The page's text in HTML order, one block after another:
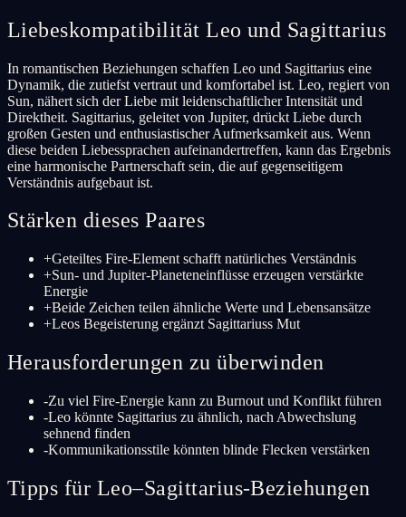
Liebeskompatibilität Leo und Sagittarius
In romantischen Beziehungen schaffen Leo und Sagittarius eine
Dynamik, die zutiefst vertraut und komfortabel ist. Leo, regiert von
Sun, nähert sich der Liebe mit leidenschaftlicher Intensität und
Direktheit. Sagittarius, geleitet von Jupiter, drückt Liebe durch
großen Gesten und enthusiastischer Aufmerksamkeit aus. Wenn
diese beiden Liebessprachen aufeinandertreffen, kann das Ergebnis
eine harmonische Partnerschaft sein, die auf gegenseitigem
Verständnis aufgebaut ist.
Stärken dieses Paares
+Geteiltes Fire-Element schafft natürliches Verständnis
+Sun- und Jupiter-Planeteneinflüsse erzeugen verstärkte
Energie
+Beide Zeichen teilen ähnliche Werte und Lebensansätze
+Leos Begeisterung ergänzt Sagittariuss Mut
Herausforderungen zu überwinden
-Zu viel Fire-Energie kann zu Burnout und Konflikt führen
-Leo könnte Sagittarius zu ähnlich, nach Abwechslung
sehnend finden
-Kommunikationsstile könnten blinde Flecken verstärken
Tipps für Leo–Sagittarius-Beziehungen